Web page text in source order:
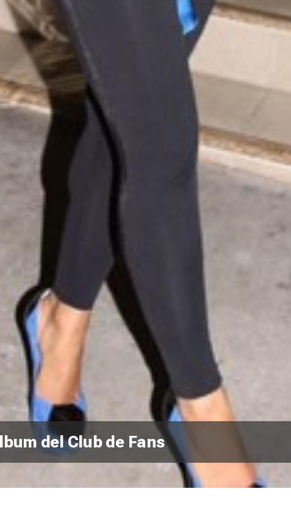
del Club de Fans